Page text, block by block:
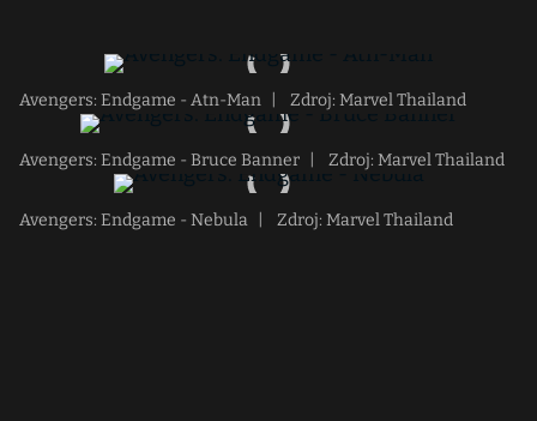
Avengers: Endgame - Atn-Man Zdroj: Marvel Thailand
Avengers: Endgame - Bruce Banner Zdroj: Marvel Thailand
Avengers: Endgame - Nebula Zdroj: Marvel Thailand